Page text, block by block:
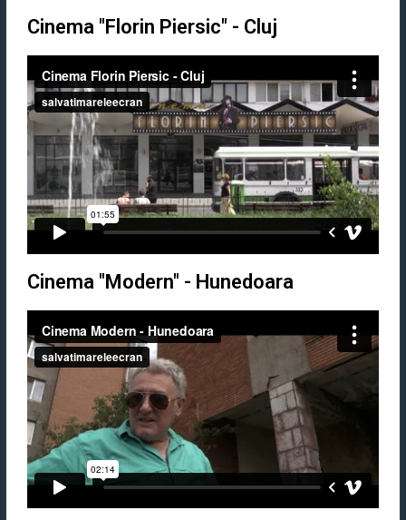
Cinema "Florin Piersic" - Cluj
Cinema "Modern" - Hunedoara